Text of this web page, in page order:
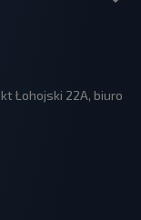
Łohojski 22A, biuro